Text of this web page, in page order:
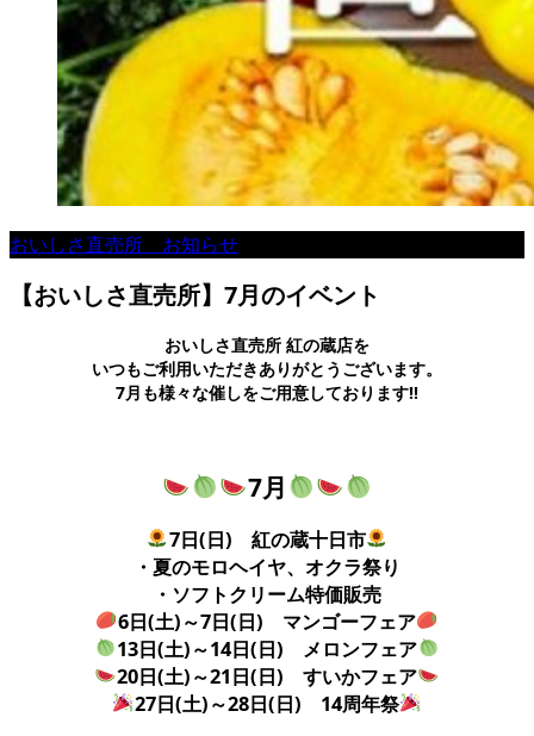
おいしさ直売所 お知らせ
【おいしさ直売所】7月のイベント
おいしさ直売所 紅の蔵店を
いつもご利用いただきありがとうございます。
7月も様々な催しをご用意しております!!
7月
7日(日) 紅の蔵十日市
・夏のモロヘイヤ、オクラ祭り
・ソフトクリーム特価販売
6日(土)～7日(日) マンゴーフェア
13日(土)～14日(日) メロンフェア
20日(土)～21日(日) すいかフェア
27日(土)～28日(日) 14周年祭